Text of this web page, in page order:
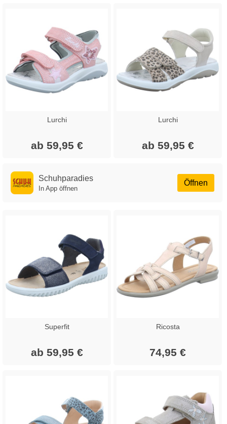
Lurchi
ab 59,95 €
Lurchi
ab 59,95 €
Öffnen
Schuhparadies
In App öffnen
Superfit
ab 59,95 €
Ricosta
74,95 €